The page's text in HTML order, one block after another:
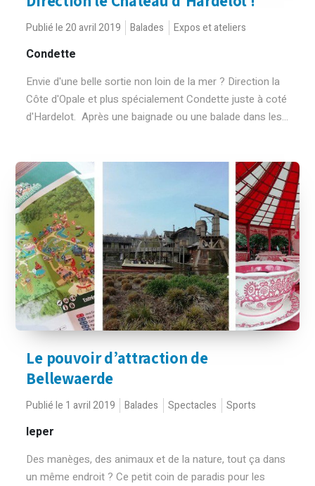
Publié le 20 avril 2019 Balades Expos et ateliers
Condette
Envie d'une belle sortie non loin de la mer ? Direction la
Côte d'Opale et plus spécialement Condette juste à coté
d'Hardelot. Après une baignade ou une balade dans les...
Le pouvoir d’attraction de
Bellewaerde
Publié le 1 avril 2019 Balades Spectacles Sports
Ieper
Des manèges, des animaux et de la nature, tout ça dans
un même endroit ? Ce petit coin de paradis pour les